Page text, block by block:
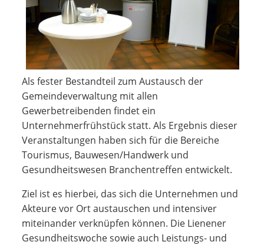
Als fester Bestandteil zum Austausch der
Gemeindeverwaltung mit allen
Gewerbetreibenden findet ein
Unternehmerfrühstück statt. Als Ergebnis dieser
Veranstaltungen haben sich für die Bereiche
Tourismus, Bauwesen/Handwerk und
Gesundheitswesen Branchentreffen entwickelt.
Ziel ist es hierbei, das sich die Unternehmen und
Akteure vor Ort austauschen und intensiver
miteinander verknüpfen können. Die Lienener
Gesundheitswoche sowie auch Leistungs- und